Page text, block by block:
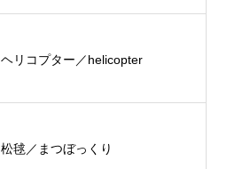
ヘリコプター／helicopter
松毬／まつぼっくり